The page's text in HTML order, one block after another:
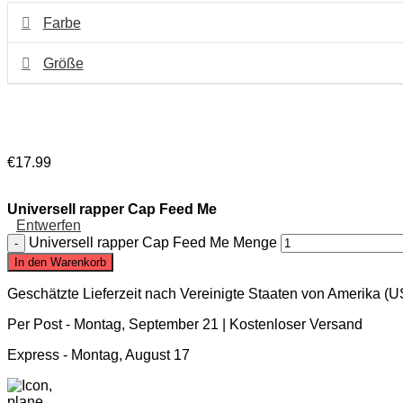
Farbe
Größe
€17.99
Universell rapper Cap Feed Me
Entwerfen
Universell rapper Cap Feed Me Menge
In den Warenkorb
Geschätzte Lieferzeit nach Vereinigte Staaten von Amerika
Per Post - Montag, September 21 | Kostenloser Versand
Express - Montag, August 17